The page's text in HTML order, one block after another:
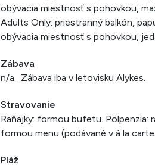
obývacia miestnosť s pohovkou,
Adults Only: priestranný balkón,
obývacia miestnosť s pohovkou,
Zábava
n/a. Zábava iba v letovisku Alykes.
Stravovanie
Raňajky: formou bufetu.
formou menu (podávané v à la
Pláž